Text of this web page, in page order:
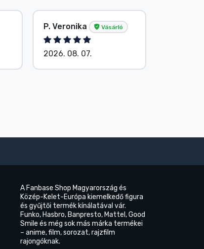
P. Veronika Vásárló
2026. 08. 07.
A Fanbase Shop Magyarország és
Közép-Kelet-Európa kiemelkedő figura
és gyűjtői termék kínálatával vár.
Funko, Hasbro, Banpresto, Mattel, Good
Smile és még sok más márka termékei
– anime, film, sorozat, rajzfilm
rajongóknak.